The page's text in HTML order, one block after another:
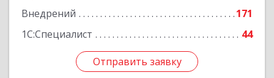
Внедрений
171
1С:Специалист
44
Отправить заявку
Отправить заявку